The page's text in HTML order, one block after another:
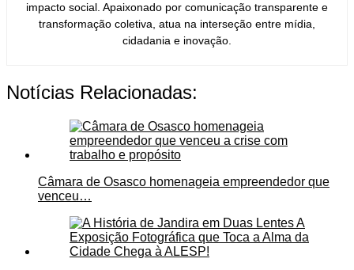
impacto social. Apaixonado por comunicação transparente e
transformação coletiva, atua na interseção entre mídia,
cidadania e inovação.
Notícias Relacionadas:
Câmara de Osasco homenageia empreendedor que
venceu…